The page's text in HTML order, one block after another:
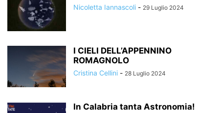
Nicoletta Iannascoli - 29 Luglio 2024
I CIELI DELL’APPENNINO
ROMAGNOLO
Cristina Cellini - 28 Luglio 2024
In Calabria tanta Astronomia!